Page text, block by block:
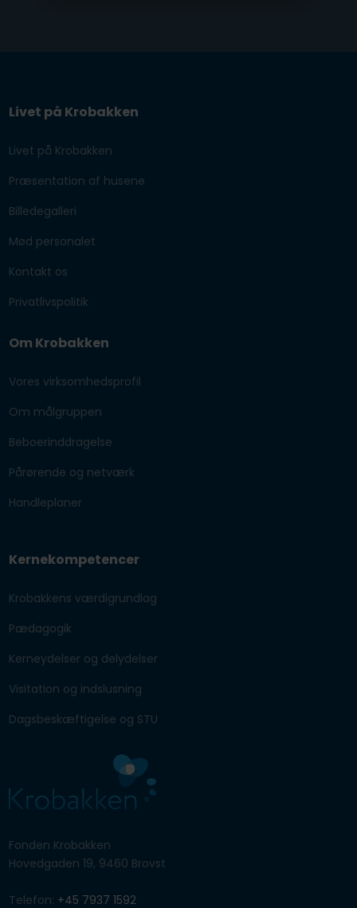
Livet på Krobakken
Livet på Krobakken
Præsentation af husene
Billedegalleri
Mød personalet
Kontakt os
Privatlivspolitik
Om Krobakken
Vores virksomhedsprofil
Om målgruppen
Beboerinddragelse
Pårørende og netværk
Handleplaner
Kernekompetencer
Krobakkens værdigrundlag
Pædagogik
Kerneydelser og delydelser
Visitation og indslusning
Dagsbeskæftigelse og STU
​Fonden Krobakken
Hovedgaden 19, 9460 Brovst
Telefon: +45 7937 1592